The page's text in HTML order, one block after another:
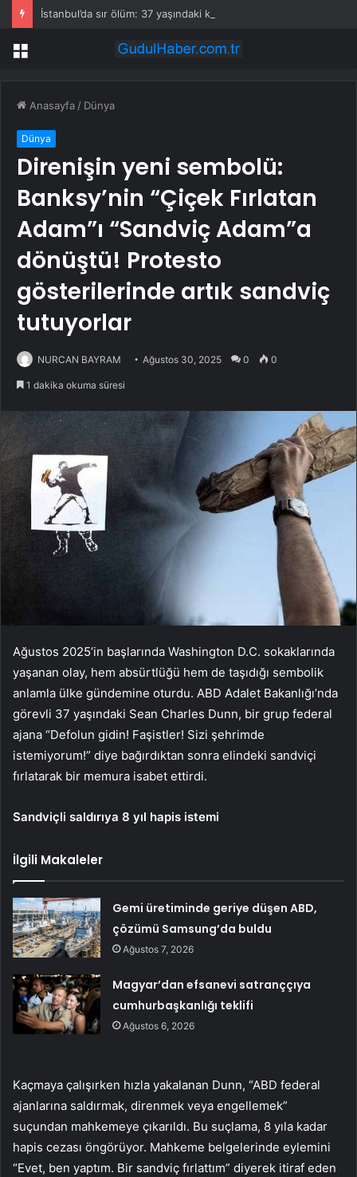
Menü
Anasayfa / Dünya
Dünya
Direnişin yeni sembolü:
Banksy’nin “Çiçek Fırlatan
Adam”ı “Sandviç Adam”a
dönüştü! Protesto
gösterilerinde artık sandviç
tutuyorlar
NURCAN BAYRAM Ağustos 30, 2025 0 0
1 dakika okuma süresi
Ağustos 2025’in başlarında Washington D.C. sokaklarında
yaşanan olay, hem absürtlüğü hem de taşıdığı sembolik
anlamla ülke gündemine oturdu. ABD Adalet Bakanlığı’nda
görevli 37 yaşındaki Sean Charles Dunn, bir grup federal
ajana “Defolun gidin! Faşistler! Sizi şehrimde
istemiyorum!” diye bağırdıktan sonra elindeki sandviçi
fırlatarak bir memura isabet ettirdi.
Sandviçli saldırıya 8 yıl hapis istemi
İlgili Makaleler
Gemi üretiminde geriye düşen ABD,
çözümü Samsung’da buldu
Ağustos 7, 2026
Magyar’dan efsanevi satranççıya
cumhurbaşkanlığı teklifi
Ağustos 6, 2026
Kaçmaya çalışırken hızla yakalanan Dunn, “ABD federal
ajanlarına saldırmak, direnmek veya engellemek”
suçundan mahkemeye çıkarıldı. Bu suçlama, 8 yıla kadar
hapis cezası öngörüyor. Mahkeme belgelerinde eylemini
“Evet, ben yaptım. Bir sandviç fırlattım” diyerek itiraf eden